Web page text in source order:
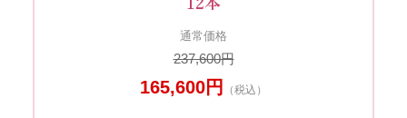
通常価格
237,600円
165,600円 （税込）